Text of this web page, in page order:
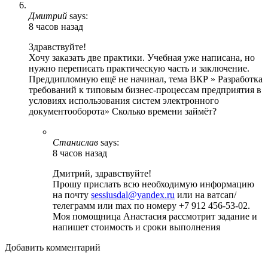
Дмитрий says:
8 часов назад
Здравствуйте!
Хочу заказать две практики. Учебная уже написана, но
нужно переписать практическую часть и заключение.
Преддипломную ещё не начинал, тема ВКР » Разработка
требований к типовым бизнес-процессам предприятия в
условиях использования систем электронного
документооборота» Сколько времени займёт?
Станислав says:
8 часов назад
Дмитрий, здравствуйте!
Прошу прислать всю необходимую информацию
на почту sessiusdal@yandex.ru или на ватсап/
телеграмм или max по номеру +7 912 456-53-02.
Моя помощница Анастасия рассмотрит задание и
напишет стоимость и сроки выполнения
Добавить комментарий